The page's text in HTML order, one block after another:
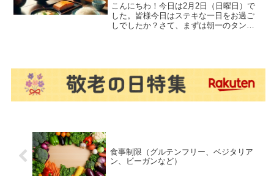
こんにちわ！今日は2月2日（日曜日）で
した。皆様今日はステキな一日をお過ご
しでしたか？さて、まずは朝一のタンパ
食事制限（グルテンフリー、ベジタリア
ン、ビーガンなど）